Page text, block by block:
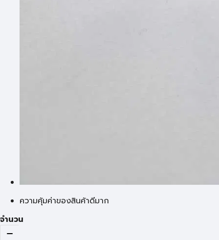
ความคุ้มค่าของสินค้าดีมาก
จำนวน